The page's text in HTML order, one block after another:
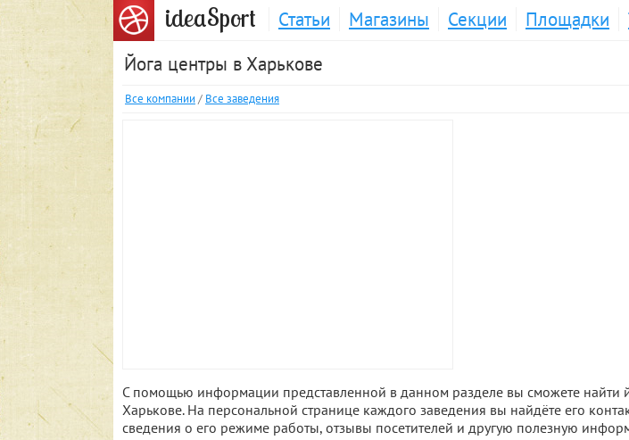
ideaSport Статьи Магазины Секции Площадки
Йога центры в Харькове
Все компании / Все заведения
С помощью информации представленной в данном разделе вы сможете найти
Харькове. На персональной странице каждого заведения вы найдёте его
сведения о его режиме работы, отзывы посетителей и другую полезную